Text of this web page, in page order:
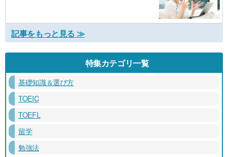
記事をもっと見る ≫
特集カテゴリ一覧
基礎知識＆選び方
TOEIC
TOEFL
留学
勉強法